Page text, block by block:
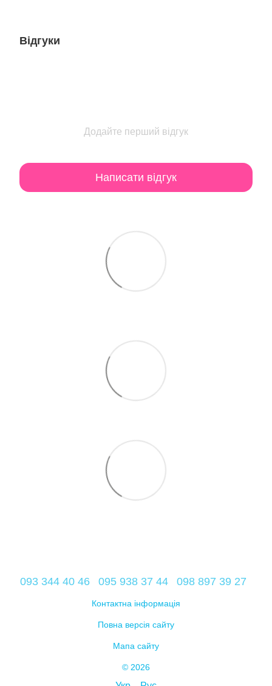
Відгуки
Додайте перший відгук
Написати відгук
093 344 40 46 095 938 37 44 098 897 39 27
Контактна інформація
Повна версія сайту
Мапа сайту
© 2026